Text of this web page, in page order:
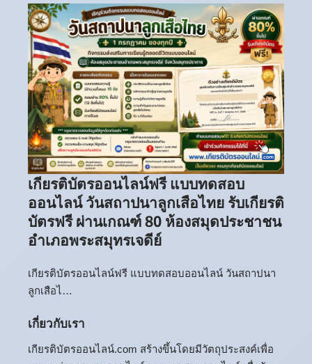
เกียรติบัตรออนไลน์ฟรี แบบทดสอบ
ออนไลน์ วันสถาปนาลูกเสือไทย รับเกียรติ
บัตรฟรี ผ่านเกณฑ์ 80 ห้องสมุดประชาชน
อำเภอพระสมุทรเจดีย์
เกียรติบัตรออนไลน์ฟรี แบบทดสอบออนไลน์ วันสถาปนา
ลูกเสือไ…
เกี่ยวกับเรา
เกียรติบัตรออนไลน์.com สร้างขึ้นโดยมีวัตถุประสงค์เพื่อ